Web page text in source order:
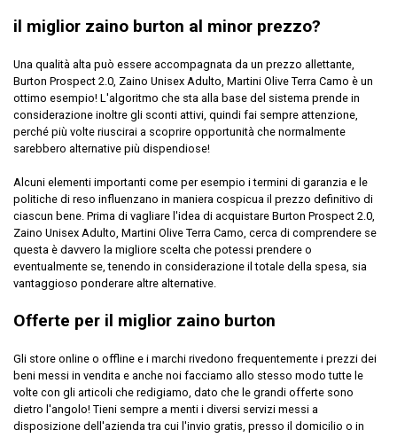
il miglior zaino burton al minor prezzo?
Una qualità alta può essere accompagnata da un prezzo allettante,
Burton Prospect 2.0, Zaino Unisex Adulto, Martini Olive Terra Camo è un
ottimo esempio! L'algoritmo che sta alla base del sistema prende in
considerazione inoltre gli sconti attivi, quindi fai sempre attenzione,
perché più volte riuscirai a scoprire opportunità che normalmente
sarebbero alternative più dispendiose!
Alcuni elementi importanti come per esempio i termini di garanzia e le
politiche di reso influenzano in maniera cospicua il prezzo definitivo di
ciascun bene. Prima di vagliare l'idea di acquistare Burton Prospect 2.0,
Zaino Unisex Adulto, Martini Olive Terra Camo, cerca di comprendere se
questa è davvero la migliore scelta che potessi prendere o
eventualmente se, tenendo in considerazione il totale della spesa, sia
vantaggioso ponderare altre alternative.
Offerte per il miglior zaino burton
Gli store online o offline e i marchi rivedono frequentemente i prezzi dei
beni messi in vendita e anche noi facciamo allo stesso modo tutte le
volte con gli articoli che redigiamo, dato che le grandi offerte sono
dietro l'angolo! Tieni sempre a menti i diversi servizi messi a
disposizione dell'azienda tra cui l'invio gratis, presso il domicilio o in